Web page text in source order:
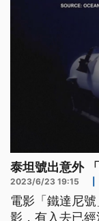
泰坦號出意外
2023/6/23 19:15
電影「鐵達尼
影，有入去已